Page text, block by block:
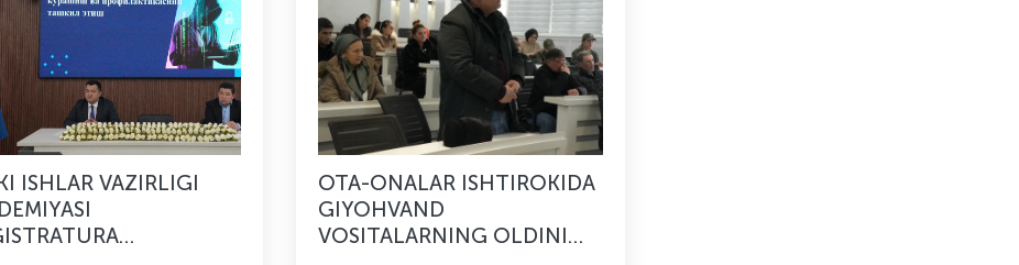
ISHLAR VAZIRLIGI
OTA-ONALAR ISHTIROKIDA
GIYOHVAND
VOSITALARNING OLDINI